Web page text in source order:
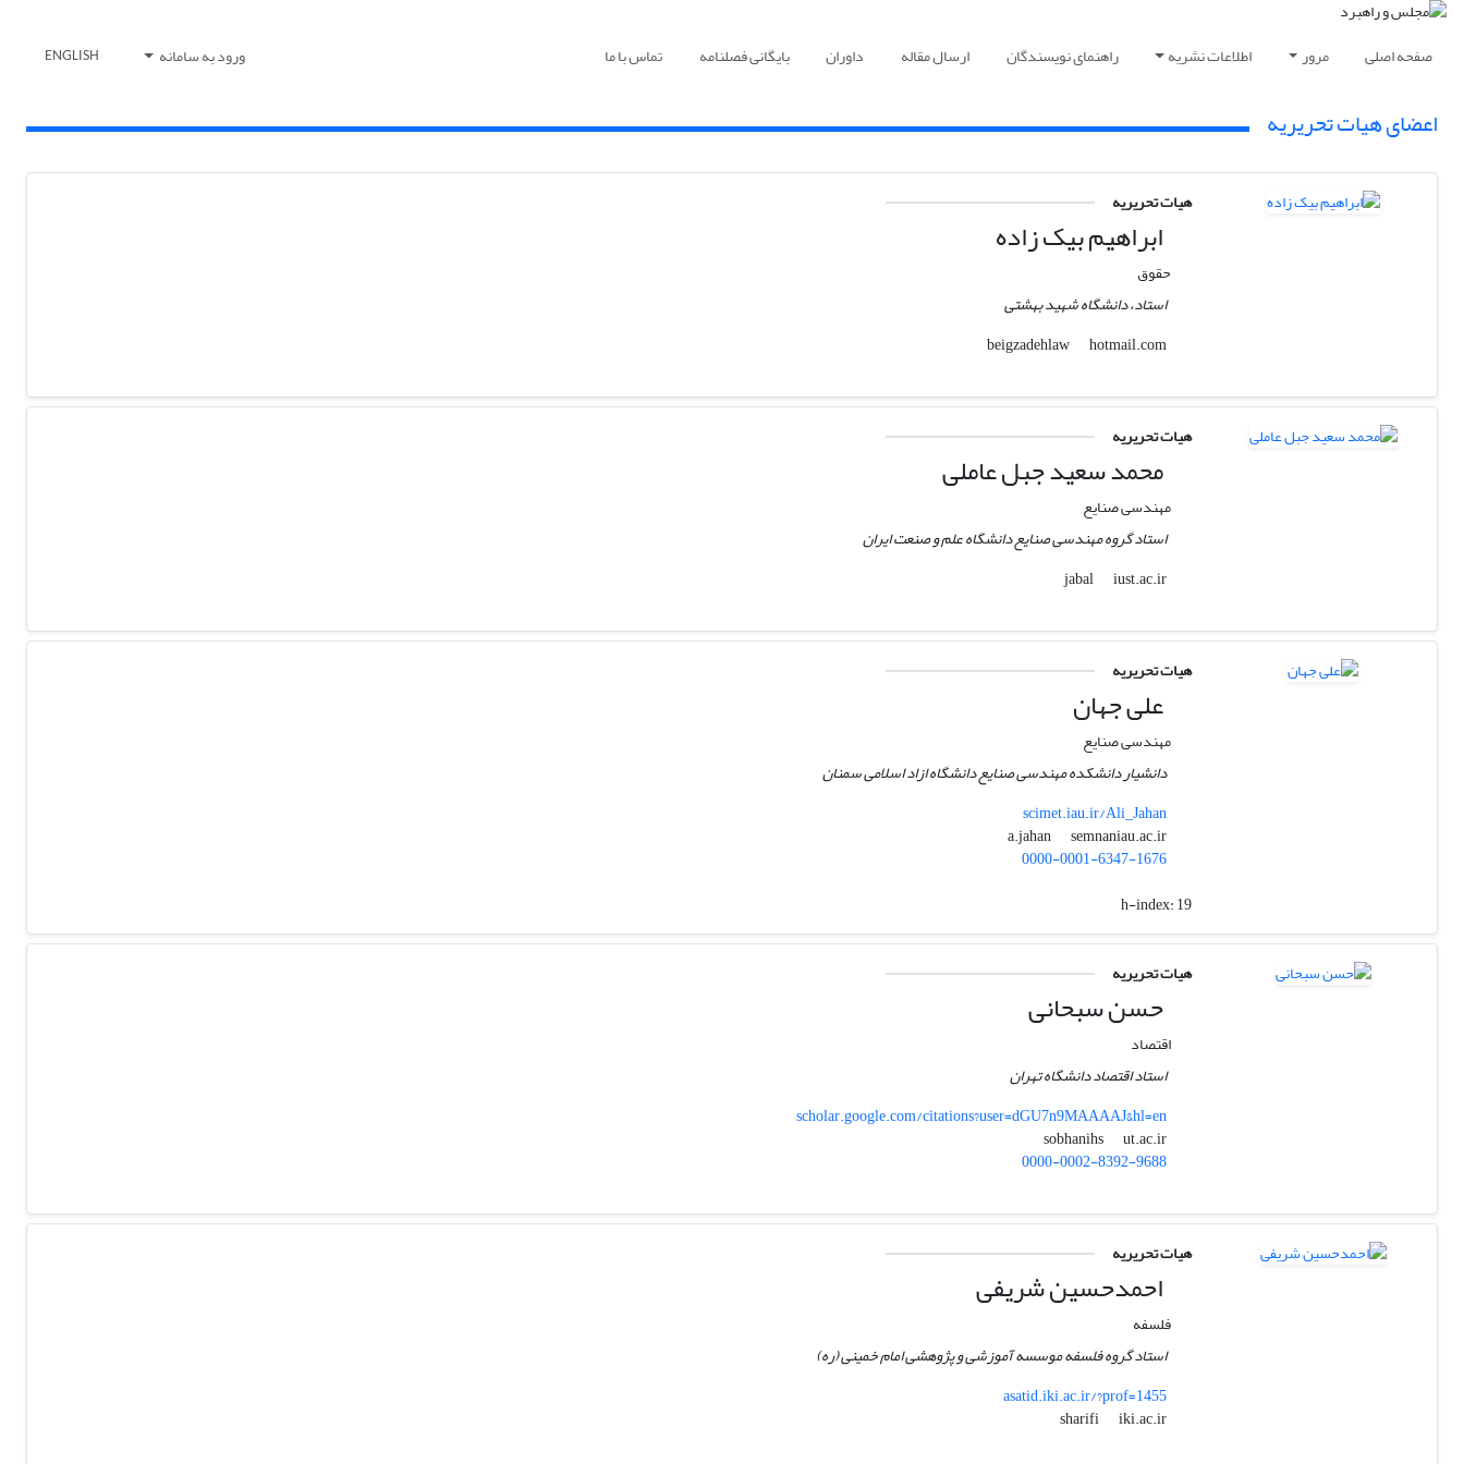
صفحه اصلی مرور اطلاعات نشریه راهنمای نویسندگان ارسال مقاله داوران بایگانی فصلنامه تماس با ما ورود به سامانه ENGLISH
اعضای هیات تحریریه
هیات تحریریه
ابراهیم بیک زاده
حقوق
استاد، دانشگاه شهید بهشتی
beigzadehlaw
hotmail.com
هیات تحریریه
محمد سعید جبل عاملی
مهندسی صنایع
استاد گروه مهندسی صنایع دانشگاه علم و صنعت ایران
jabal
iust.ac.ir
هیات تحریریه
علی جهان
مهندسی صنایع
دانشیار دانشکده مهندسی صنایع دانشگاه ازاد اسلامی سمنان
scimet.iau.ir/Ali_Jahan
a.jahan
semnaniau.ac.ir
0000-0001-6347-1676
h-index:19
هیات تحریریه
حسن سبحانی
اقتصاد
استاد اقتصاد دانشگاه تهران
scholar.google.com/citations?user=dGU7n9MAAAAJ&hl=en
sobhanihs
ut.ac.ir
0000-0002-8392-9688
هیات تحریریه
احمدحسین شریفی
فلسفه
استاد گروه فلسفه موسسه آموزشی و پژوهشی امام خمینی (ره)
asatid.iki.ac.ir/?prof=1455
sharifi
iki.ac.ir